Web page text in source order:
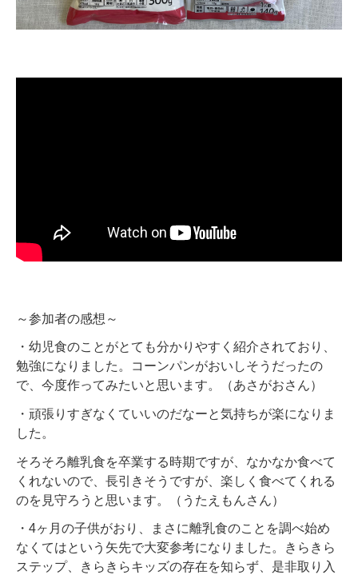
～参加者の感想～
・幼児食のことがとても分かりやすく紹介されており、
勉強になりました。コーンパンがおいしそうだったの
で、今度作ってみたいと思います。（あさがおさん）
・頑張りすぎなくていいのだなーと気持ちが楽になりま
した。
そろそろ離乳食を卒業する時期ですが、なかなか食べて
くれないので、長引きそうですが、楽しく食べてくれる
のを見守ろうと思います。（うたえもんさん）
・4ヶ月の子供がおり、まさに離乳食のことを調べ始め
なくてはという矢先で大変参考になりました。きらきら
ステップ、きらきらキッズの存在を知らず、是非取り入